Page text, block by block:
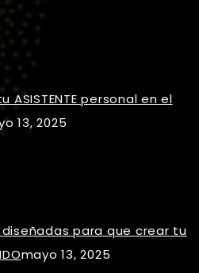
ASISTENTE personal en el
13, 2025
para que crear tu
mayo 13, 2025